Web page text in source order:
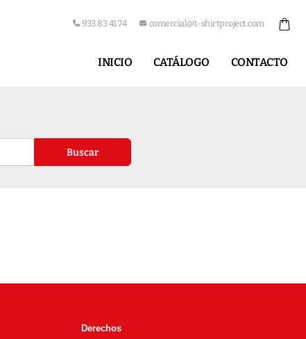
933 83 41 74 comercial@t-shirtproject.com
INICIO CATÁLOGO CONTACTO
Buscar
Derechos